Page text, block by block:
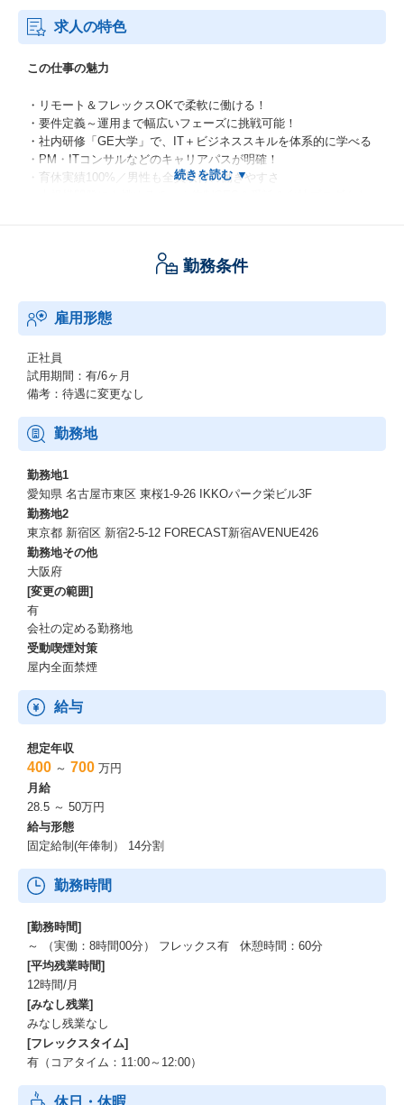
求人の特色
この仕事の魅力
・リモート＆フレックスOKで柔軟に働ける！
・要件定義～運用まで幅広いフェーズに挑戦可能！
・社内研修「GE大学」で、IT＋ビジネススキルを体系的に学べる
・PM・ITコンサルなどのキャリアパスが明確！
・育休実績100%／男性も全員取得の働きやすさ
成長機会がここにある「GE大学」
当社では、IT＋ビジネス両面から成長できる社内研修制度「GE大
学」を用意。
・論理的思考／提案力
・プロジェクトマネジメント
・社長自ら登壇する社内MBA など
将来、PM・PL・ITコンサル・セールスエンジニアなどに挑戦した
い方にはピッタリの成長環境です。
勤務条件
雇用形態
正社員
試用期間：有/6ヶ月
備考：待遇に変更なし
勤務地
勤務地1
愛知県 名古屋市東区 東桜1-9-26 IKKOパーク栄ビル3F
勤務地2
東京都 新宿区 新宿2-5-12 FORECAST新宿AVENUE426
勤務地その他
大阪府
[変更の範囲]
有
会社の定める勤務地
受動喫煙対策
屋内全面禁煙
給与
想定年収
400 ～ 700 万円
月給
28.5 ～ 50万円
給与形態
固定給制(年俸制） 14分割
勤務時間
[勤務時間]
～ （実働：8時間00分） フレックス有 休憩時間：60分
[平均残業時間]
12時間/月
[みなし残業]
みなし残業なし
[フレックスタイム]
有（コアタイム：11:00～12:00）
休日・休暇